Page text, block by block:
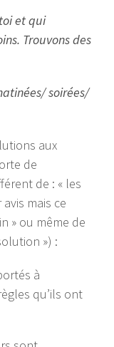
et qui
Trouvons des
soirées/
aux
de
de : « les
mais ce
» ou même de
») :
à
qu’ils ont